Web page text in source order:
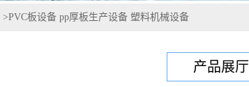
>PVC板设备 pp厚板生产设备 塑料机械设备
产品展厅